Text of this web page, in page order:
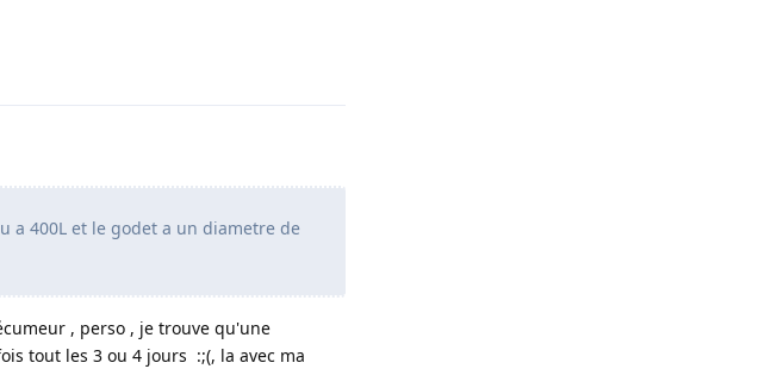
a 400L et le godet a un diametre de
, perso , je trouve qu'une
tout les 3 ou 4 jours :;(, la avec ma